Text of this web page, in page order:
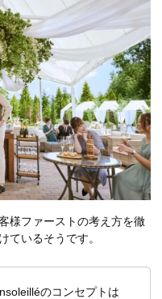
様ファーストの考え方を徹
ているそうです。
のコンセプトは